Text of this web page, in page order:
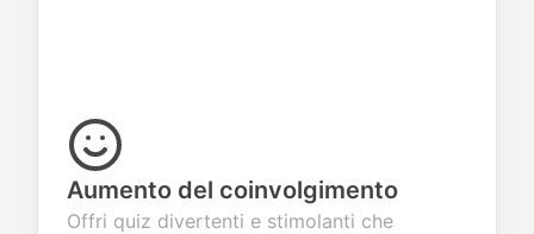
Aumento del coinvolgimento
Offri quiz divertenti e stimolanti che